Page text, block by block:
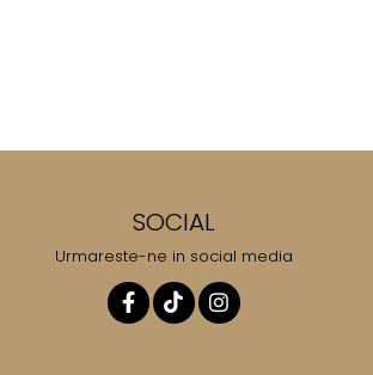
SOCIAL
Urmareste-ne in social media